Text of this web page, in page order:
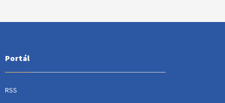
Portál
RSS